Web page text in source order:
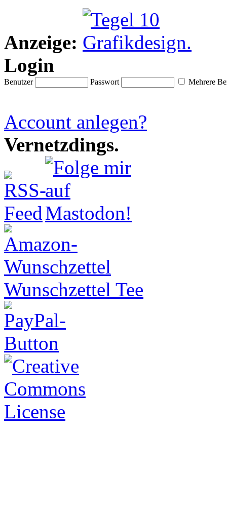
Anzeige:
Login
Benutzer Passwort Mehrere
Account anlegen?
Vernetzdings.
Wunschzettel Tee